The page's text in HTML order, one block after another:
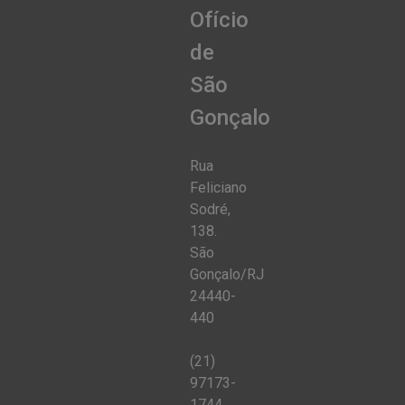
Ofício
de
São
Gonçalo
Rua
Feliciano
Sodré,
138.
São
Gonçalo/RJ
24440-
440
(21)
97173-